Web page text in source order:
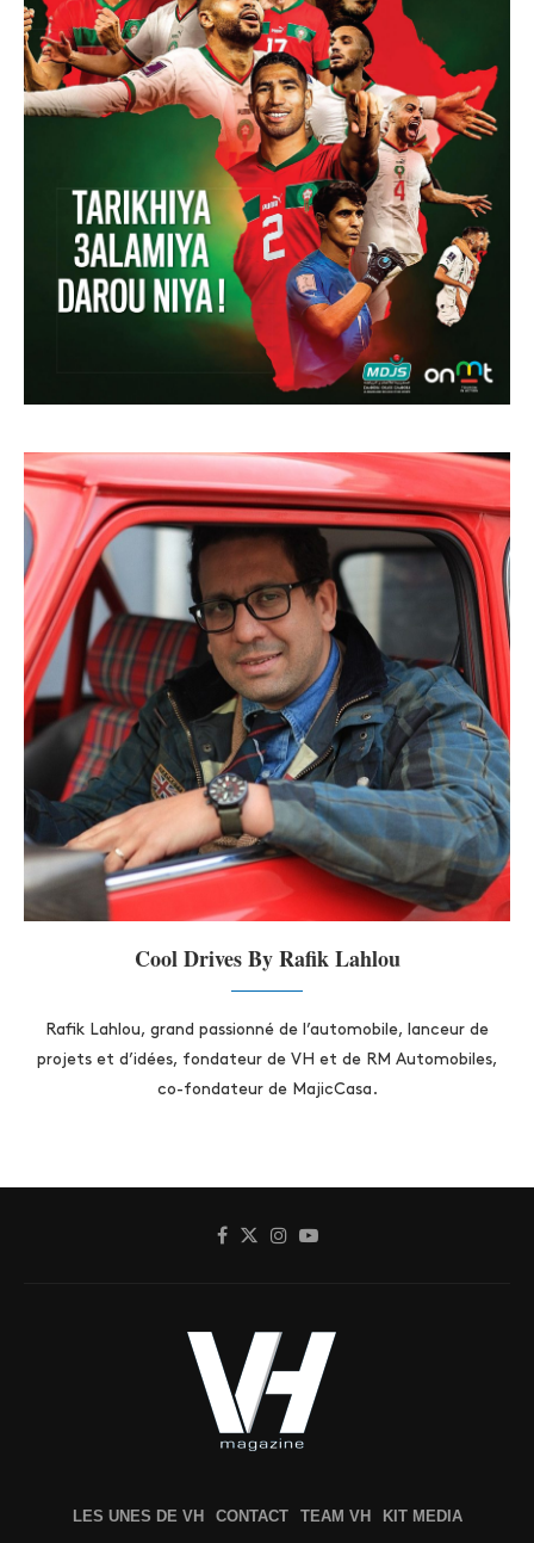
Cool Drives By Rafik Lahlou
Rafik Lahlou, grand passionné de l’automobile, lanceur de
projets et d’idées, fondateur de VH et de RM Automobiles,
co-fondateur de MajicCasa.
LES UNES DE VH CONTACT TEAM VH KIT MEDIA